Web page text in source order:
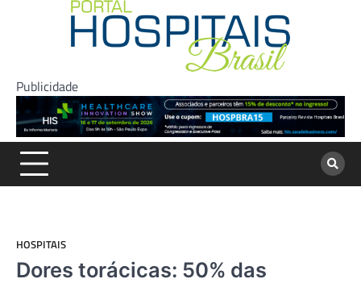
Publicidade
HOSPITAIS
Dores torácicas: 50% das